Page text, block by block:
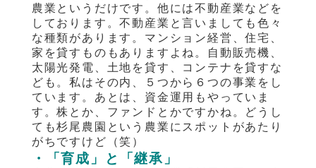
農業というだけです。他には不動産業などを
しております。不動産業と言いましても色々
な種類があります。マンション経営、住宅、
家を貸すものもありますよね。自動販売機、
太陽光発電、土地を貸す、コンテナを貸すな
ども。私はその内、５つから６つの事業をし
ています。あとは、資金運用もやっていま
す。株とか、ファンドとかですかね。どうし
ても杉尾農園という農業にスポットがあたり
がちですけど（笑）
・「育成」と「継承」